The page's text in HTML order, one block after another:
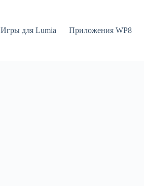
Игры для Lumia Приложения WP8